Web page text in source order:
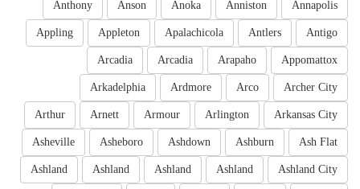
Annapolis
Anniston
Anoka
Anson
Anthony
Antigo
Antlers
Apalachicola
Appleton
Appling
Appomattox
Arapaho
Arcadia
Arcadia
Archer City
Arco
Ardmore
Arkadelphia
Arkansas City
Arlington
Armour
Arnett
Arthur
Ash Flat
Ashburn
Ashdown
Asheboro
Asheville
Ashland City
Ashland
Ashland
Ashland
Ashland